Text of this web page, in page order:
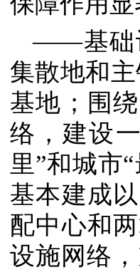
——基础
集散地和
基地；围
络，建设
里”和城市
基本建成
配中心和
设施网络